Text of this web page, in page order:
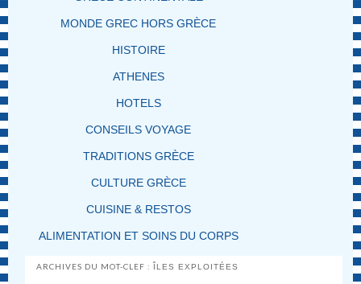
MONDE GREC HORS GRÈCE
HISTOIRE
ATHENES
HOTELS
CONSEILS VOYAGE
TRADITIONS GRÈCE
CULTURE GRÈCE
CUISINE & RESTOS
ALIMENTATION ET SOINS DU CORPS
ARCHIVES DU MOT-CLEF :ÎLES EXPLOITÉES